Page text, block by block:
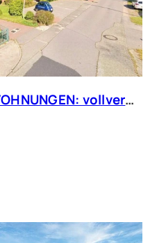
GEWERBE & VIER WOHNUNGEN: vollvermietete Kapitalanlage in Quickborn